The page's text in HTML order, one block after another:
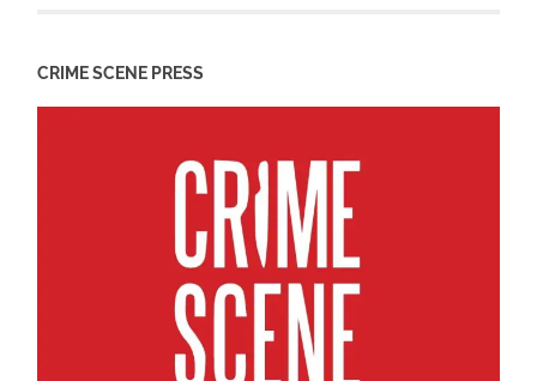
CRIME SCENE PRESS